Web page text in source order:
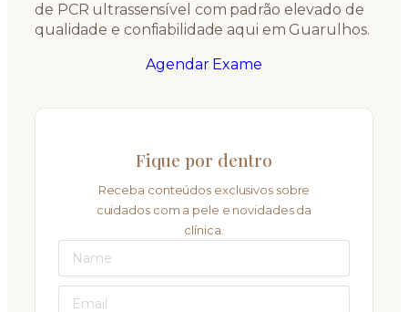
de PCR ultrassensível com padrão elevado de
qualidade e confiabilidade aqui em Guarulhos.
Agendar Exame
Fique por dentro
Receba conteúdos exclusivos sobre
cuidados com a pele e novidades da
clínica.